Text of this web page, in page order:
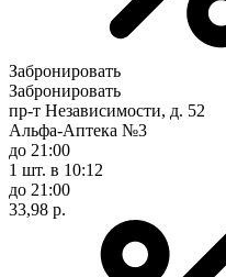
Забронировать
Забронировать
пр-т Независимости, д. 52
Альфа-Аптека №3
до 21:00
1 шт. в 10:12
до 21:00
33,98 р.